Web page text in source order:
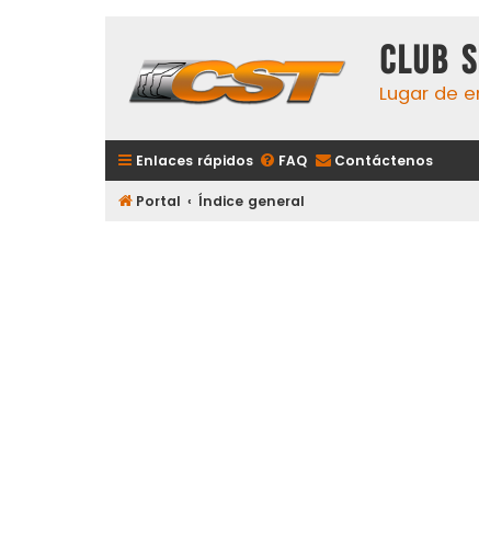
Club
Lugar de
Enlaces rápidos FAQ Contáctenos
Portal Índice general